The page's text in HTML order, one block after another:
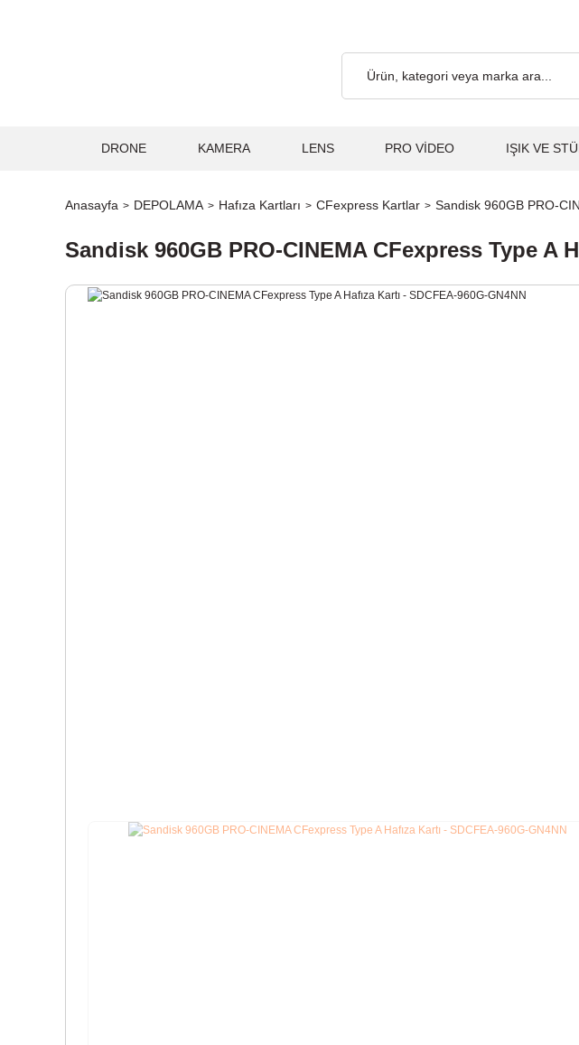
DRONE KAMERA LENS PRO VİDEO IŞIK VE
Anasayfa DEPOLAMA Hafıza Kartları CFexpress Kartlar Sandisk 960GB PRO-
Sandisk 960GB PRO-CINEMA CFexpress Type A
ve Üzeri Alışverişlerde, Kargo Ücretsiz... 2.000₺ ve Üzeri Alışverişlerde, Kargo